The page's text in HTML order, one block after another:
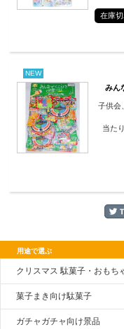
在庫
NEW
みん
子供会
当た
用途で選ぶ
クリスマス 駄菓子・おもち
菓子まき向け駄菓子
ガチャガチャ向け景品